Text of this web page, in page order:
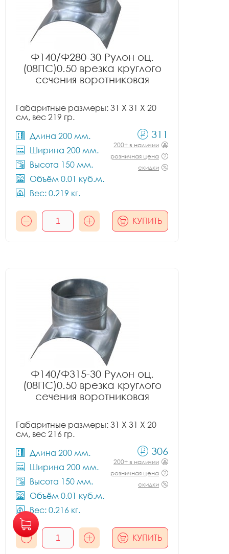
Ф140/Ф280-30 Рулон оц.
(08ПС)0.50 врезка круглого
сечения воротниковая
Габаритные размеры: 31 X 31 X 20
см, вес 219 гр.
Длина 200 мм.
Ширина 200 мм.
Высота 150 мм.
Объём 0.01 куб.м.
Вес: 0.219 кг.
311
200+ в наличии
розничная цена
скидки
КУПИТЬ
Ф140/Ф315-30 Рулон оц.
(08ПС)0.50 врезка круглого
сечения воротниковая
Габаритные размеры: 31 X 31 X 20
см, вес 216 гр.
Длина 200 мм.
Ширина 200 мм.
Высота 150 мм.
Объём 0.01 куб.м.
Вес: 0.216 кг.
306
200+ в наличии
розничная цена
скидки
КУПИТЬ